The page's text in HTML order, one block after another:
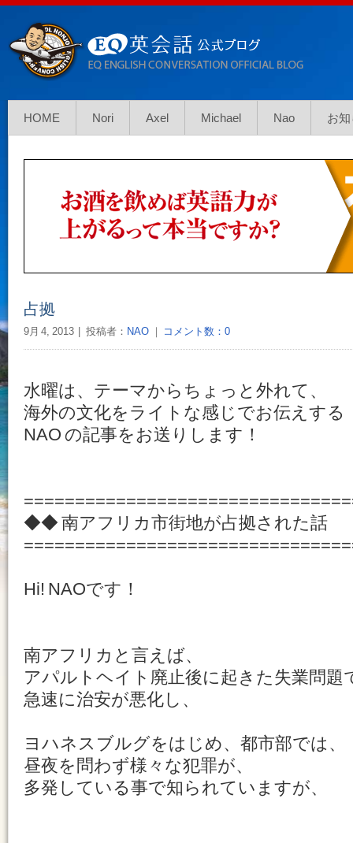
HOME Nori Axel Michael Nao お
占拠
9月 4, 2013 投稿者： NAO ｜ コメント数：0
水曜は、テーマからちょっと外れて、
海外の文化をライトな感じでお伝えする
NAO の記事をお送りします！
◆◆ 南アフリカ市街地が占拠された話
Hi! NAOです！
南アフリカと言えば、
アパルトヘイト廃止後に起きた失業問題
急速に治安が悪化し、
ヨハネスブルグをはじめ、都市部では、
昼夜を問わず様々な犯罪が、
多発している事で知られていますが、